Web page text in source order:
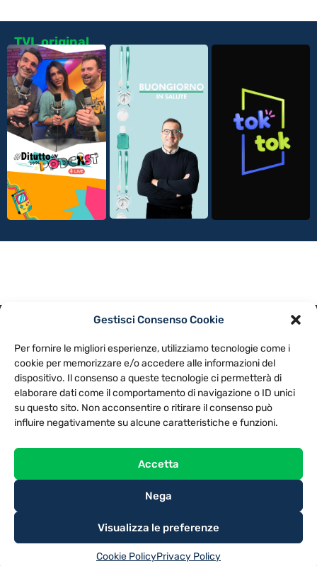
Gestisci Consenso Cookie
Per fornire le migliori esperienze, utilizziamo tecnologie come i
cookie per memorizzare e/o accedere alle informazioni del
dispositivo. Il consenso a queste tecnologie ci permetterà di
elaborare dati come il comportamento di navigazione o ID unici
su questo sito. Non acconsentire o ritirare il consenso può
influire negativamente su alcune caratteristiche e funzioni.
Accetta
Nega
Visualizza le preferenze
Cookie PolicyPrivacy Policy
TVL original
NOTE LEGALI
CONTATTACI PREFERENZE
TV LIBERA S.P.A.
Via Monteleonese 95/21 – 51100 Pistoia (PT)
Tel. 0573.9136 / Fax 0573.913615